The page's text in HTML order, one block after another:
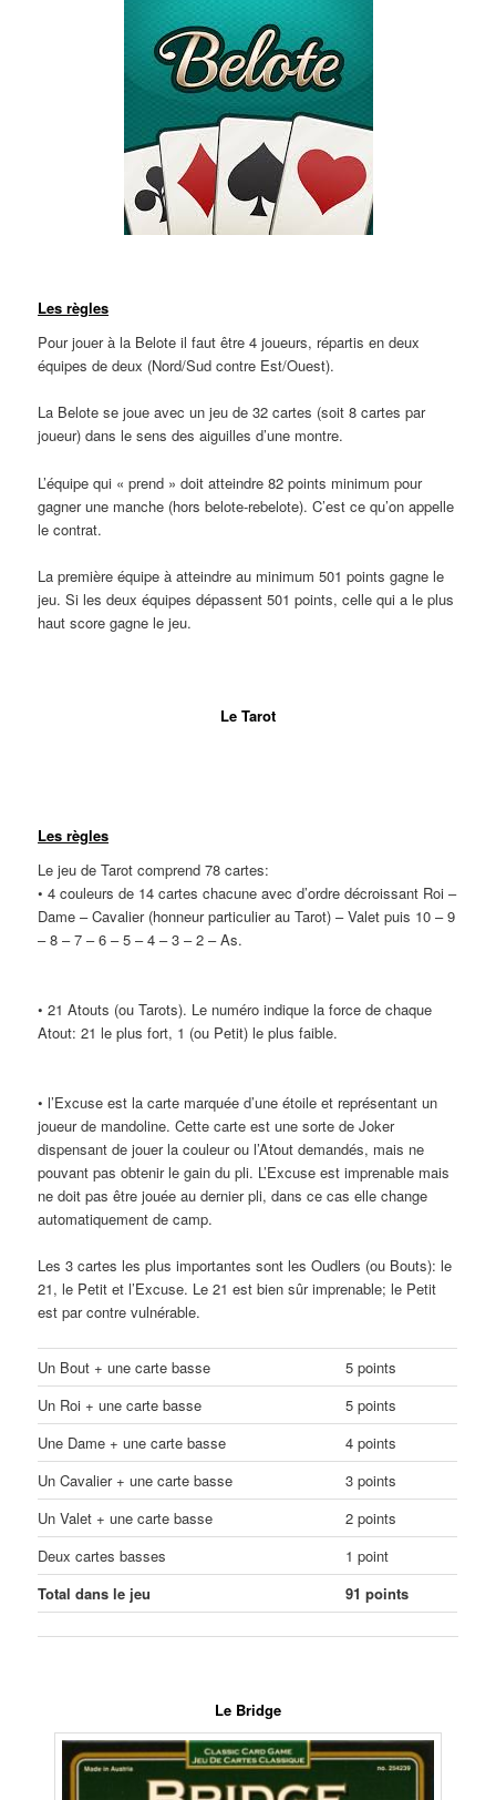
Les règles
Pour jouer à la Belote il faut être 4 joueurs, répartis en deux
équipes de deux (Nord/Sud contre Est/Ouest).
La Belote se joue avec un jeu de 32 cartes (soit 8 cartes par
joueur) dans le sens des aiguilles d’une montre.
L’équipe qui « prend » doit atteindre 82 points minimum pour
gagner une manche (hors belote-rebelote). C’est ce qu’on appelle
le contrat.
La première équipe à atteindre au minimum 501 points gagne le
jeu. Si les deux équipes dépassent 501 points, celle qui a le plus
haut score gagne le jeu.
Le Tarot
Les règles
Le jeu de Tarot comprend 78 cartes:
• 4 couleurs de 14 cartes chacune avec d’ordre décroissant Roi –
Dame – Cavalier (honneur particulier au Tarot) – Valet puis 10 – 9
– 8 – 7 – 6 – 5 – 4 – 3 – 2 – As.
• 21 Atouts (ou Tarots). Le numéro indique la force de chaque
Atout: 21 le plus fort, 1 (ou Petit) le plus faible.
• l’Excuse est la carte marquée d’une étoile et représentant un
joueur de mandoline. Cette carte est une sorte de Joker
dispensant de jouer la couleur ou l’Atout demandés, mais ne
pouvant pas obtenir le gain du pli. L’Excuse est imprenable mais
ne doit pas être jouée au dernier pli, dans ce cas elle change
automatiquement de camp.
Les 3 cartes les plus importantes sont les Oudlers (ou Bouts): le
21, le Petit et l’Excuse. Le 21 est bien sûr imprenable; le Petit
est par contre vulnérable.
Un Bout + une carte basse
5 points
Un Roi + une carte basse
5 points
Une Dame + une carte basse
4 points
Un Cavalier + une carte basse
3 points
Un Valet + une carte basse
2 points
Deux cartes basses
1 point
Total dans le jeu
91 points
Le Bridge